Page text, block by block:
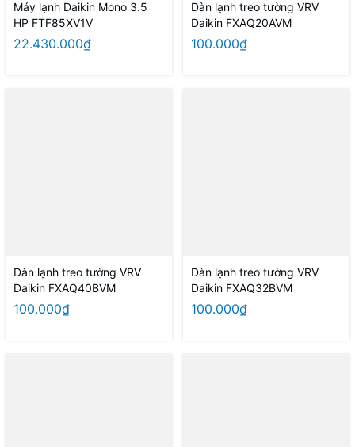
Máy lạnh Daikin Mono 3.5
HP FTF85XV1V
22.430.000₫
Dàn lạnh treo tường VRV
Daikin FXAQ20AVM
100.000₫
Dàn lạnh treo tường VRV
Daikin FXAQ40BVM
100.000₫
Dàn lạnh treo tường VRV
Daikin FXAQ32BVM
100.000₫